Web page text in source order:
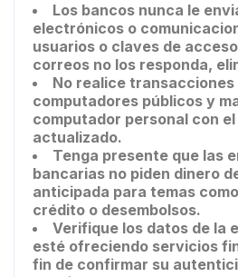
Los bancos nunca le
electrónicos o
usuarios o claves de
correos no los responda,
No realice
computadores públicos y
computador personal con
actualizado.
Tenga presente que las
bancarias no piden dinero
anticipada para temas
crédito o desembolsos.
Verifique los datos de la
esté ofreciendo servicios
fin de confirmar su